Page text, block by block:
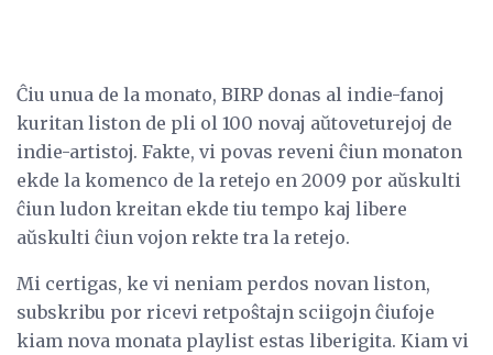
Ĉiu unua de la monato, BIRP donas al indie-fanoj
kuritan liston de pli ol 100 novaj aŭtoveturejoj de
indie-artistoj. Fakte, vi povas reveni ĉiun monaton
ekde la komenco de la retejo en 2009 por aŭskulti
ĉiun ludon kreitan ekde tiu tempo kaj libere
aŭskulti ĉiun vojon rekte tra la retejo.
Mi certigas, ke vi neniam perdos novan liston,
subskribu por ricevi retpoŝtajn sciigojn ĉiufoje
kiam nova monata playlist estas liberigita. Kiam vi